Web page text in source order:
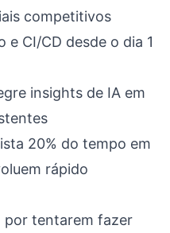
competitivos
e CI/CD desde o dia 1
insights de IA em
20% do tempo em
rápido
por tentarem fazer